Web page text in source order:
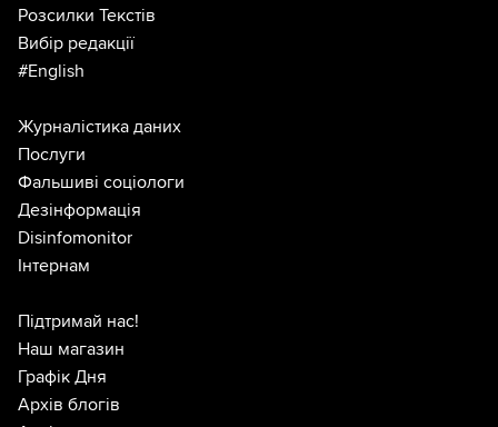
Розсилки Текстів
Вибір редакції
#English
Журналістика даних
Послуги
Фальшиві соціологи
Дезінформація
Disinfomonitor
Інтернам
Підтримай нас!
Наш магазин
Графік Дня
Архів блогів